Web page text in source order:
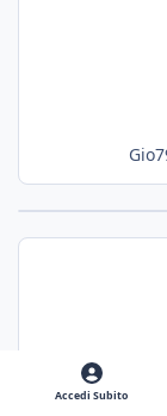
Accedi Subito